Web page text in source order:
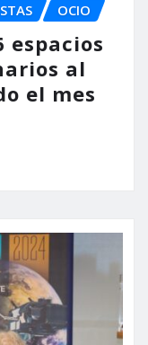
OCIO
al
el mes